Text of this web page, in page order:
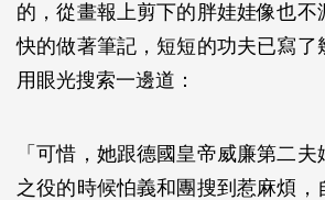
的，從畫報上剪下的胖娃娃像也不
快的做著筆記，短短的功夫已寫了
用眼光搜索一邊道：
「可惜，她跟德國皇帝威廉第二
之役的時候怕義和團搜到惹麻煩，